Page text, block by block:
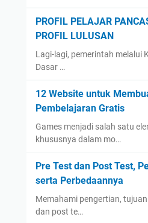
PROFIL PELAJAR
PROFIL LULUSAN
Lagi-lagi, pemerintah melalui
Dasar …
12 Website untuk
Pembelajaran Gratis
Games menjadi salah satu
khususnya dalam mo…
Pre Test dan Post Test,
serta Perbedaannya
Memahami pengertian,
dan post te…